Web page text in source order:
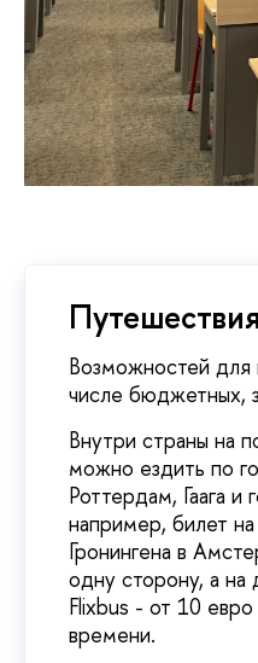
Путешествия
Возможностей для
числе бюджетных,
Внутри страны на
можно ездить по
Роттердам, Гаага
например, билет
Гронингена в
одну сторону, а на
Flixbus - от 10
времени.